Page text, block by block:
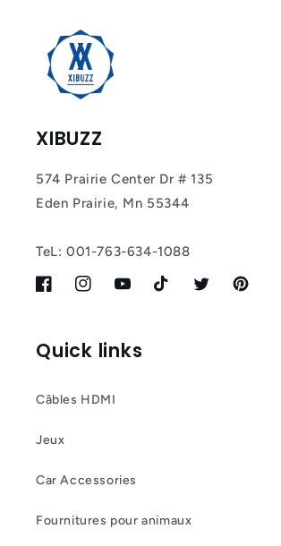
XIBUZZ
574 Prairie Center Dr # 135
Eden Prairie, Mn 55344
TeL: 001-763-634-1088
FacebookInstagramYouTubeTikTok TwitterPinterest
Quick links
Câbles HDMI
Jeux
Car Accessories
Fournitures pour animaux